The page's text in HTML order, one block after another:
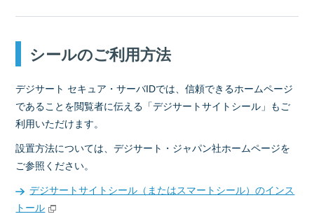
シールのご利用方法
デジサート セキュア・サーバIDでは、信頼できるホームページ
であることを閲覧者に伝える「デジサートサイトシール」もご
利用いただけます。
設置方法については、デジサート・ジャパン社ホームページを
ご参照ください。
デジサートサイトシール（またはスマートシール）のインス
トール